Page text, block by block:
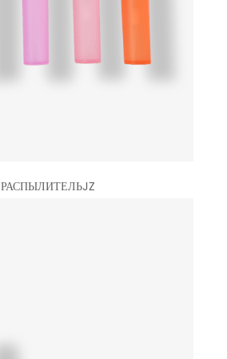
РАСПЫЛИТЕЛЬJZ